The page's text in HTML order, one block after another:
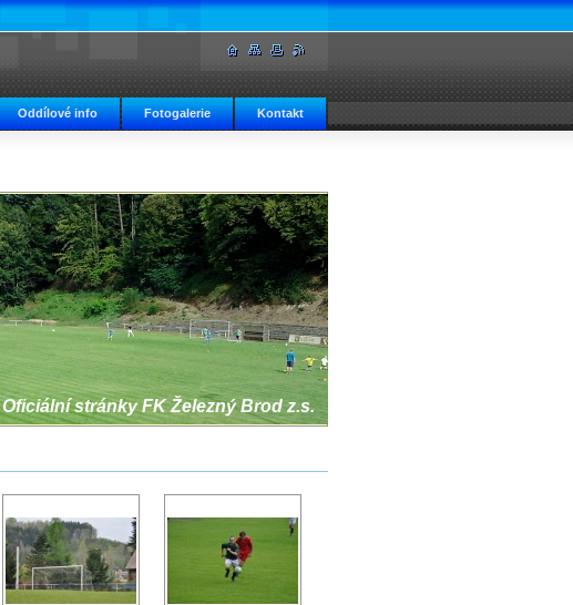
Oddílové info Fotogalerie Kontakt
Oficiální stránky FK Železný Brod z.s.